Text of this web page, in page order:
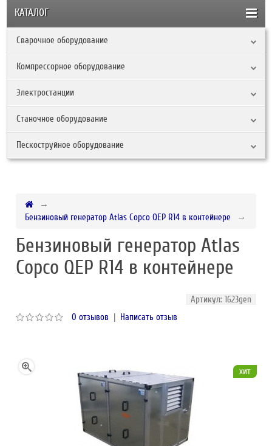
КАТАЛОГ
Сварочное оборудование
Компрессорное оборудование
Электростанции
Станочное оборудование
Пескоструйное оборудование
Бензиновый генератор Atlas Copco QEP R14 в контейнере
Бензиновый генератор Atlas
Copco QEP R14 в контейнере
Артикул: 1623gen
0 отзывов | Написать отзыв
хит